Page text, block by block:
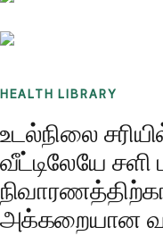
HEALTH LIBRARY
உடல்நிலை
வீட்டிலேயே
அக்கறையான